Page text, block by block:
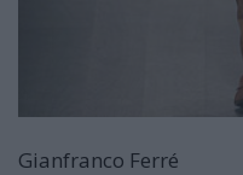
Gianfranco Ferré